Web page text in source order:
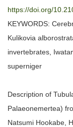
https://doi.org/
KEYWORDS:
Kulikovia
invertebrates,
superniger
Description of
Palaeonemertea)
Natsumi Hookabe,